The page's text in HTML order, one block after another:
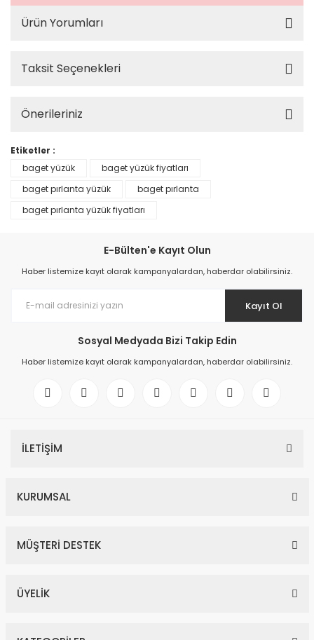
Ürün Yorumları
Taksit Seçenekleri
Önerileriniz
Etiketler :
baget yüzük
baget yüzük fiyatları
baget pırlanta yüzük
baget pırlanta
baget pırlanta yüzük fiyatları
E-Bülten'e Kayıt Olun
Haber listemize kayıt olarak kampanyalardan, haberdar olabilirsiniz.
Kayıt Ol
Sosyal Medyada Bizi Takip Edin
Haber listemize kayıt olarak kampanyalardan, haberdar olabilirsiniz.
İLETİŞİM
KURUMSAL
MÜŞTERİ DESTEK
ÜYELİK